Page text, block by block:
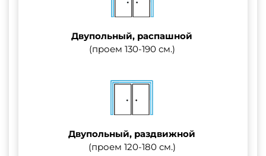
Двупольный, распашной
(проем 130-190 см.)
Двупольный, раздвижной
(проем 120-180 см.)